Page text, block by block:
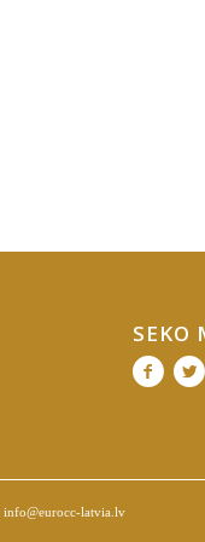
SEKO
info@eurocc-latvia.lv